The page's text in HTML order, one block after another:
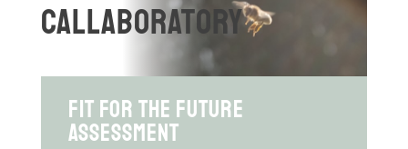
Callaboratory
Fit for the Future
Assessment